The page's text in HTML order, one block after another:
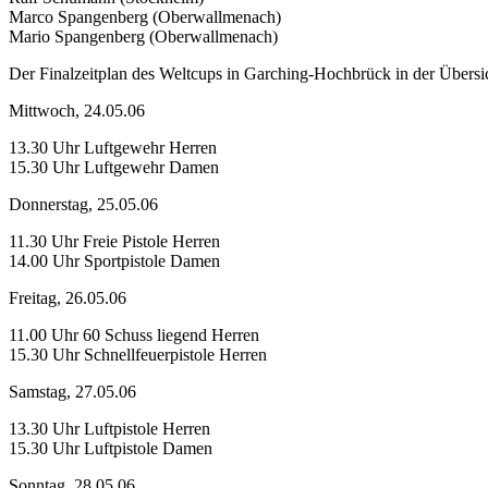
Marco Spangenberg (Oberwallmenach)
Mario Spangenberg (Oberwallmenach)
Der Finalzeitplan des Weltcups in Garching-Hochbrück in der
Mittwoch, 24.05.06
13.30 Uhr Luftgewehr Herren
15.30 Uhr Luftgewehr Damen
Donnerstag, 25.05.06
11.30 Uhr Freie Pistole Herren
14.00 Uhr Sportpistole Damen
Freitag, 26.05.06
11.00 Uhr 60 Schuss liegend Herren
15.30 Uhr Schnellfeuerpistole Herren
Samstag, 27.05.06
13.30 Uhr Luftpistole Herren
15.30 Uhr Luftpistole Damen